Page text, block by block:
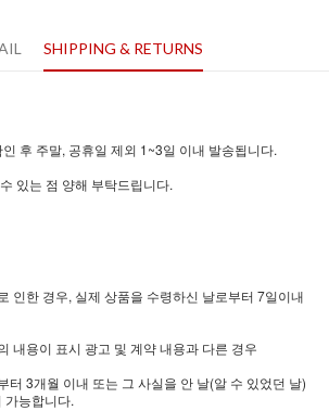
SHIPPING & RETURNS
후 주말, 공휴일 제외 1~3일 이내 발송됩니다.
있는 점 양해 부탁드립니다.
인한 경우, 실제 상품을 수령하신 날로부터 7일이내
내용이 표시 광고 및 계약 내용과 다른 경우
터 3개월 이내 또는 그 사실을 안 날(알 수 있었던 날)
가능합니다.